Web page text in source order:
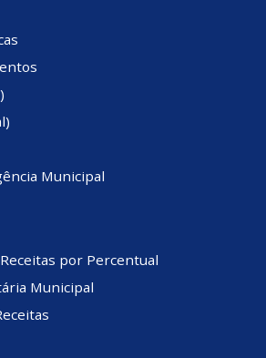
Municipal
por Percentual
Municipal